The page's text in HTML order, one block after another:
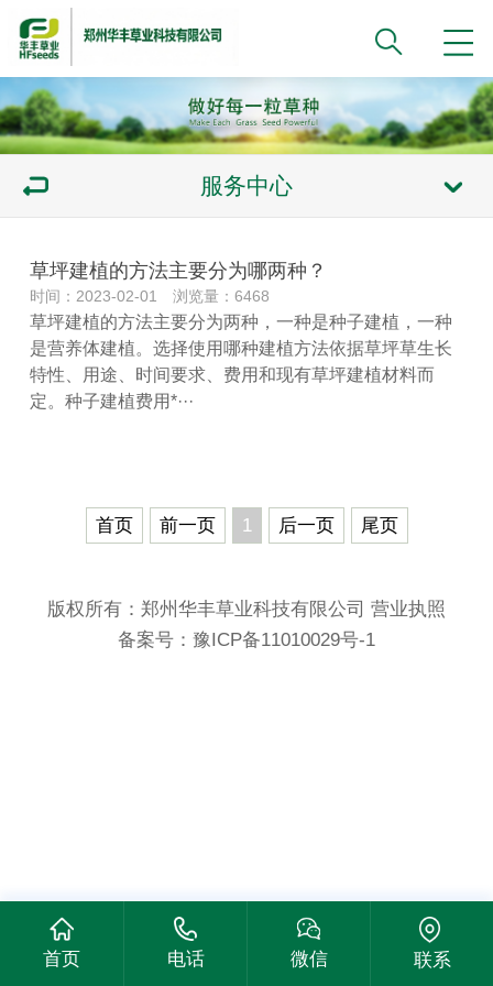
服务中心
草坪建植的方法主要分为哪两种？
时间：2023-02-01 浏览量：6468
草坪建植的方法主要分为两种，一种是种子建植，一种
是营养体建植。选择使用哪种建植方法依据草坪草生长
特性、用途、时间要求、费用和现有草坪建植材料而
定。种子建植费用*···
首页 前一页 1 后一页 尾页
版权所有：郑州华丰草业科技有限公司 营业执照
备案号： 豫ICP备11010029号-1
首页 电话 微信 联系